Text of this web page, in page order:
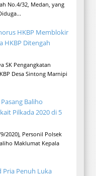
No.4/32, Medan, yang
HKBP Memblokir
HKBP Ditengah
SK Pengangkatan
Desa Sintong Marnipi
Baliho
Pilkada 2020 di 5
2020), Personil Polsek
Maklumat Kepala
Pria Penuh Luka